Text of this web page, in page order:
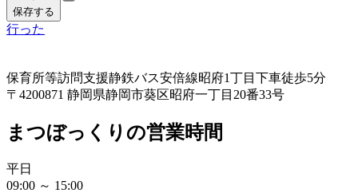
保存する
行った
保育所等訪問支援静鉄バス安倍線昭府1丁目下車徒歩5分
〒4200871 静岡県静岡市葵区昭府一丁目20番33号
まつぼっくりの営業時間
平日
09:00 ～ 15:00